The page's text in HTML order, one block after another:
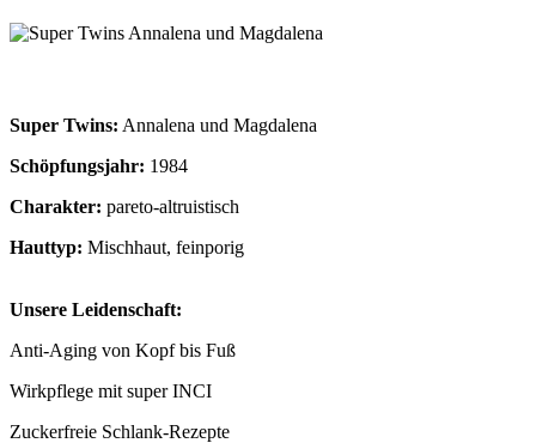
Super Twins: Annalena und Magdalena
Schöpfungsjahr: 1984
Charakter: pareto-altruistisch
Hauttyp: Mischhaut, feinporig
Unsere Leidenschaft:
Anti-Aging von Kopf bis Fuß
Wirkpflege mit super INCI
Zuckerfreie Schlank-Rezepte